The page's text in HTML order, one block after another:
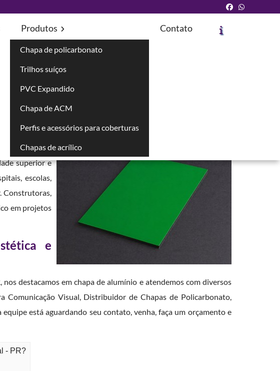
Produtos
Chapa de policarbonato
Trilhos suíços
PVC Expandido
Chapa de ACM
Perfis e acessórios para coberturas
Chapas de acrílico
Contato
Solicite um Orçamento
alumínio com
superior e
escolas,
Construtoras,
em projetos
e
destacamos em chapa de alumínio e atendemos com diversos
Visual, Distribuidor de Chapas de Policarbonato,
está aguardando seu contato, venha, faça um orçamento e
- PR?